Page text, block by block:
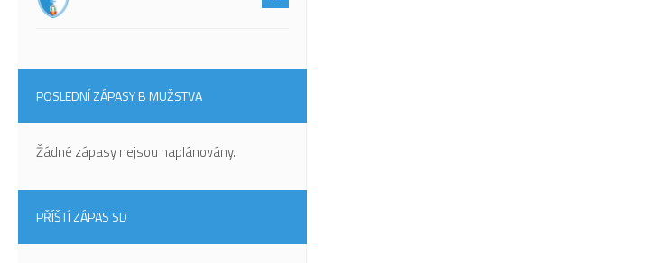
POSLEDNÍ ZÁPASY B MUŽSTVA
Žádné zápasy nejsou naplánovány.
PŘÍŠTÍ ZÁPAS SD